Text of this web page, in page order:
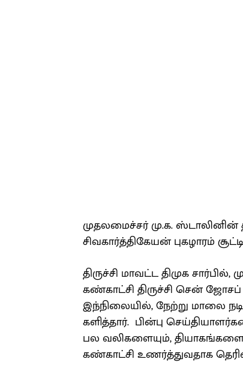
முதலமைச்சர் மு.க. ஸ்டாலினின்
சிவகார்த்திகேயன் புகழாரம்
திருச்சி மாவட்ட திமுக
கண்காட்சி திருச்சி சென்
இந்நிலையில், நேற்று மாலை
களித்தார். பின்பு
பல வலிகளையும்,
கண்காட்சி உணர்த்துவதாக